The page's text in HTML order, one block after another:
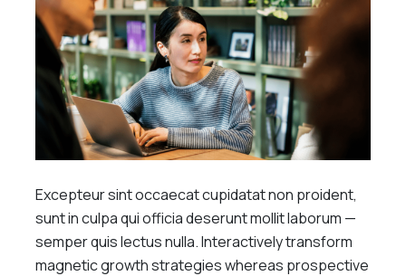
Excepteur sint occaecat cupidatat non proident,
sunt in culpa qui officia deserunt mollit laborum —
semper quis lectus nulla. Interactively transform
magnetic growth strategies whereas prospective